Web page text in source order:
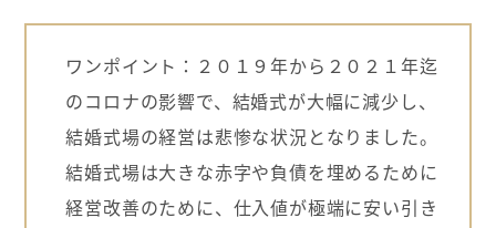
ワンポイント：２０１９年から２０２１年迄
のコロナの影響で、結婚式が大幅に減少し、
結婚式場の経営は悲惨な状況となりました。
結婚式場は大きな赤字や負債を埋めるために
経営改善のために、仕入値が極端に安い引き